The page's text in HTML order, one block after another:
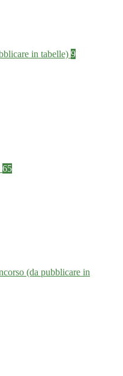
in tabelle) 9
65
(da pubblicare in